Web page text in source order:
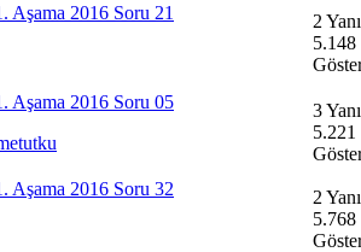
Aşama 2016 Soru 21
2
5.148
Aşama 2016 Soru 05
3
5.221
Aşama 2016 Soru 32
2
5.768